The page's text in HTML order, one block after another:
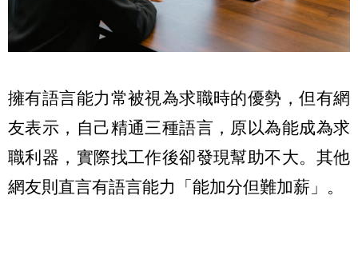
擁有語言能力常被視為求職時的優勢，但有網
友表示，自己精通三種語言，原以為能成為求
職利器，實際找工作後卻發現幫助不大。其他
網友則直言有語言能力「能加分但難加薪」。